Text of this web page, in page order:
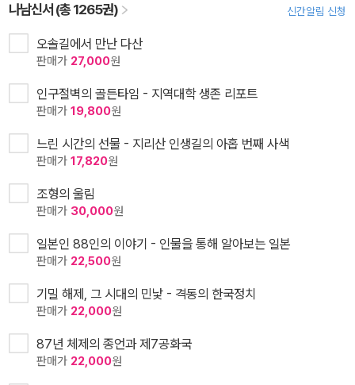
나남신서 (총 1265권) 신간알림 신청
오솔길에서 만난 다산
판매가 27,000원
인구절벽의 골든타임 - 지역대학 생존 리포트
판매가 19,800원
느린 시간의 선물 - 지리산 인생길의 아홉 번째 사색
판매가 17,820원
조형의 울림
판매가 30,000원
일본인 88인의 이야기 - 인물을 통해 알아보는 일본
판매가 22,500원
기밀 해제, 그 시대의 민낯 - 격동의 한국정치
판매가 22,000원
87년 체제의 종언과 제7공화국
판매가 22,000원